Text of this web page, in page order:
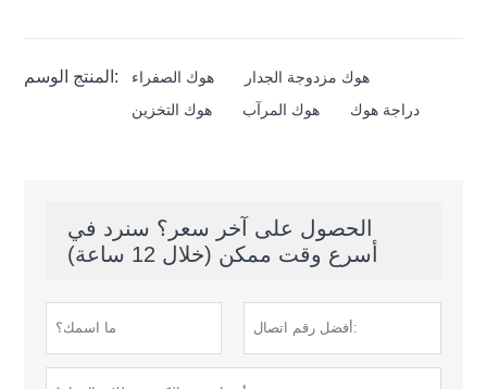
المنتج الوسم: هوك الصفراء
هوك مزدوجة الجدار
هوك التخزين
هوك المرآب دراجة هوك
الحصول على آخر سعر؟ سنرد في
أسرع وقت ممكن (خلال 12 ساعة)